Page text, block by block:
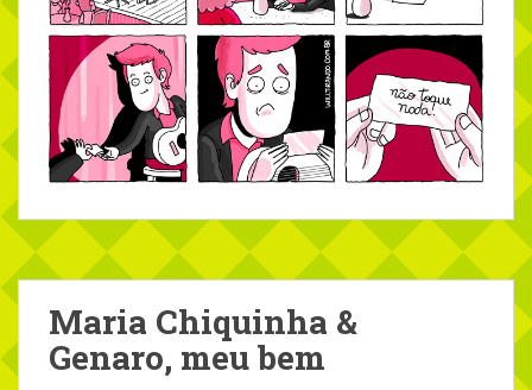
Maria Chiquinha &
Genaro, meu bem